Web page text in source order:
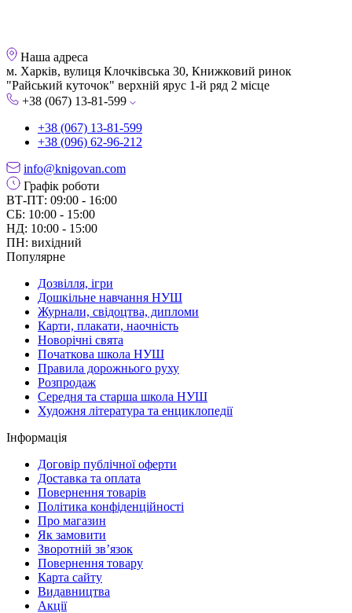
Наша адреса
м. Харків, вулиця Клочківська 30, Книжковий ринок
"Райський куточок" верхній ярус 1-й ряд 2 місце
+38 (067) 13-81-599
+38 (067) 13-81-599
+38 (096) 62-96-212
info@knigovan.com
Графік роботи
ВТ-ПТ: 09:00 - 16:00
СБ: 10:00 - 15:00
НД: 10:00 - 15:00
ПН: вихідний
Популярне
Дозвілля, ігри
Дошкільне навчання НУШ
Журнали, свідоцтва, дипломи
Карти, плакати, наочність
Новорічні свята
Початкова школа НУШ
Правила дорожнього руху
Розпродаж
Середня та старша школа НУШ
Художня література та енциклопедії
Інформація
Договір публічної оферти
Доставка та оплата
Повернення товарів
Політика конфіденційності
Про магазин
Як замовити
Зворотній зв’язок
Повернення товару
Карта сайту
Видавництва
Акції